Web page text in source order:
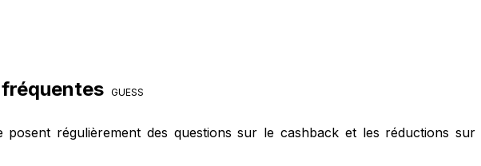
GUESS
posent régulièrement des questions sur le cashback et les réductions